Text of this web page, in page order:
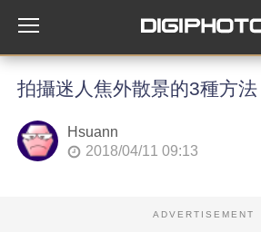
拍攝迷人焦外散景的3種方法
Hsuann
2018/04/11 09:13
ADVERTISEMENT